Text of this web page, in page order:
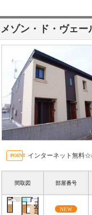
メゾン・ド・ヴェー
インターネット無料
間取図 部屋番号
NEW